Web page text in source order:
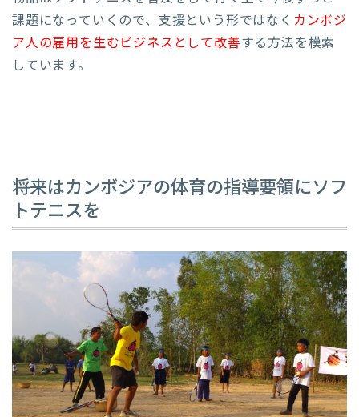
課題になっていくので、支援という形ではなく カンボジ
ア人の雇用を生むビジネスとして改善する方法を模索
しています。
将来はカンボジアの体育の指導要領にソフ
トテニスを